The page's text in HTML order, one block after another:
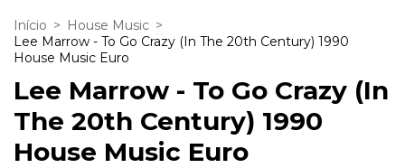
Início > House Music >
Lee Marrow - To Go Crazy (In The 20th Century) 1990
House Music Euro
Lee Marrow - To Go Crazy (In
The 20th Century) 1990
House Music Euro